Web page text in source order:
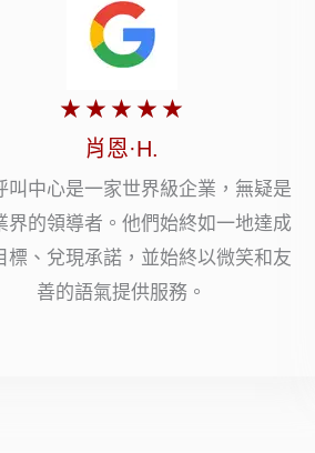
★ ★ ★ ★ ★
5
顆
星
（滿
肖恩·H.
叫中心是一家世界級企業，無疑是
界的領導者。他們始終如一地達成
標、兌現承諾，並始終以微笑和友
善的語氣提供服務。